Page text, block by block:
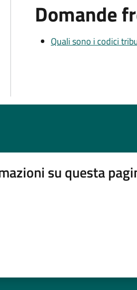
Domande
Quali sono i codici
su questa